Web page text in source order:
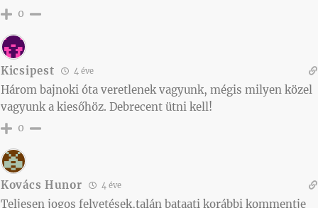
0
Kicsipest 4 éve
Három bajnoki óta veretlenek vagyunk, mégis milyen közel
vagyunk a kiesőhöz. Debrecent ütni kell!
0
Kovács Hunor 4 éve
Teljesen jogos felvetések,talán bataati korábbi kommentje